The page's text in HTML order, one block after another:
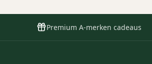
Premium A-merken cadeaus